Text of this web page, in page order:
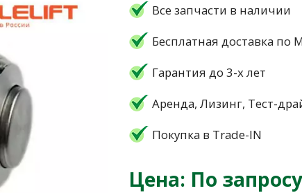
Все запчасти в наличии
Бесплатная доставка по
Гарантия до 3-х лет
Аренда, Лизинг, Тест-
Покупка в Trade-IN
Цена: По запросу